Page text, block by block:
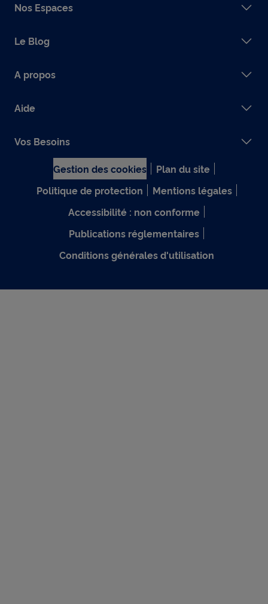
Nos Espaces
Le Blog
A propos
Aide
Vos Besoins
Gestion des cookies
Plan du site
Politique de protection
Mentions légales
Accessibilité : non conforme
Publications réglementaires
Conditions générales d'utilisation